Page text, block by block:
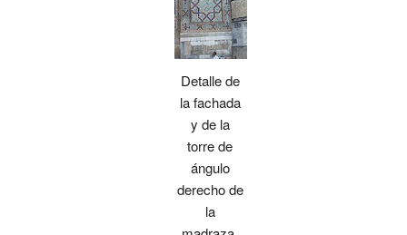
Detalle de
la fachada
y de la
torre de
ángulo
derecho de
la